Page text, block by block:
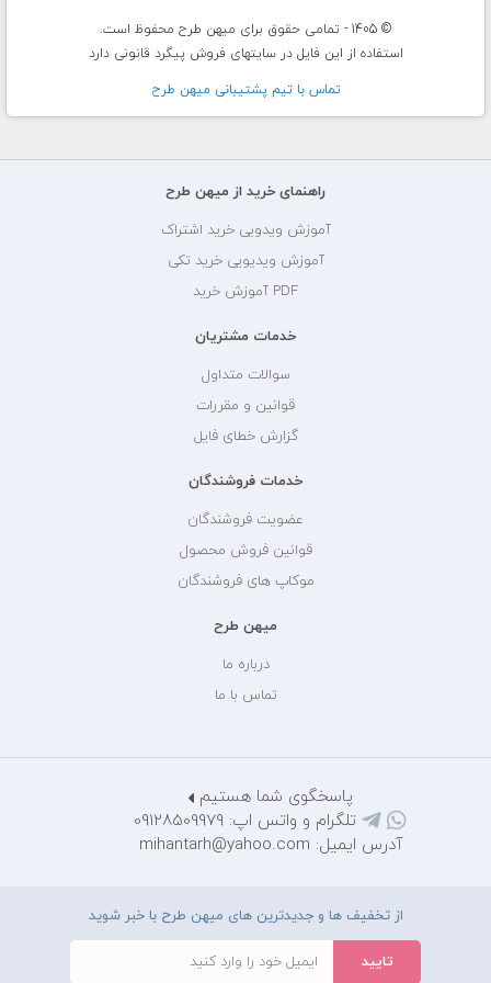
© 1405 - تمامی حقوق برای میهن طرح محفوظ است.
استفاده از این فایل در سایتهای فروش پیگرد قانونی دارد
تماس با تيم پشتيبانی ميهن طرح
راهنمای خرید از میهن طرح
آموزش ویدویی خرید اشتراک
آموزش ویدیویی خرید تکی
PDF آموزش خرید
خدمات مشتریان
سوالات متداول
قوانین و مقررات
گزارش خطای فایل
خدمات فروشندگان
عضویت فروشندگان
قوانین فروش محصول
موکاپ های فروشندگان
میهن طرح
درباره ما
تماس با ما
پاسخگوی شما هستیم
تلگرام و واتس اپ: 09128509979
آدرس ایمیل: mihantarh@yahoo.com
از تخفیف ها و جدیدترین های میهن طرح با خبر شوید